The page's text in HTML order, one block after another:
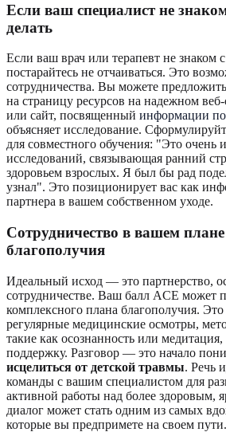
Если ваш специалист не
делать
Если ваш врач или терапевт не знаком с
постарайтесь не отчаиваться. Это
сотрудничества. Вы можете
на страницу ресурсов на надежном
или сайт, посвященный информации
объясняет исследование.
для совместного обучения: "Это очень
исследований, связывающая ранний
здоровьем взрослых. Я был бы рад
узнал". Это позиционирует вас как
партнера в вашем собственном уходе.
Сотрудничество в вашем
благополучия
Идеальный исход — это партнерство,
сотрудничестве. Ваш балл ACE может
комплексного плана благополучия.
регулярные медицинские осмотры,
такие как осознанность или
поддержку. Разговор — это начало
исцелиться от детской травмы. Речь
команды с вашим специалистом для
активной работы над более здоровым,
диалог может стать одним из самых
которые вы предпримете на своем пути.